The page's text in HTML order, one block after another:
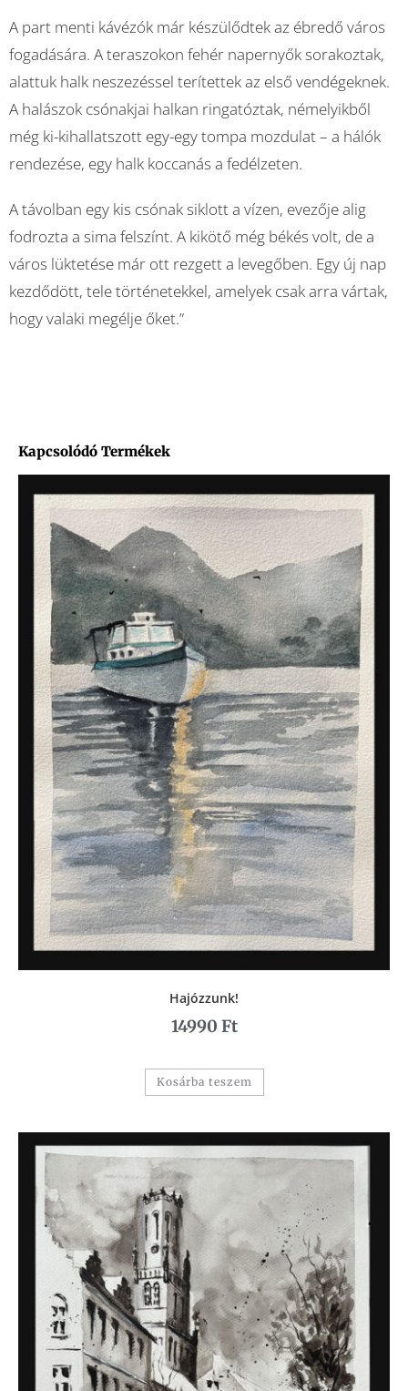
A part menti kávézók már készülődtek az ébredő város
fogadására. A teraszokon fehér napernyők sorakoztak,
alattuk halk neszezéssel terítettek az első vendégeknek.
A halászok csónakjai halkan ringatóztak, némelyikből
még ki-kihallatszott egy-egy tompa mozdulat – a hálók
rendezése, egy halk koccanás a fedélzeten.
A távolban egy kis csónak siklott a vízen, evezője alig
fodrozta a sima felszínt. A kikötő még békés volt, de a
város lüktetése már ott rezgett a levegőben. Egy új nap
kezdődött, tele történetekkel, amelyek csak arra vártak,
hogy valaki megélje őket.”
Kapcsolódó Termékek
Hajózzunk!
14990 Ft
Kosárba teszem